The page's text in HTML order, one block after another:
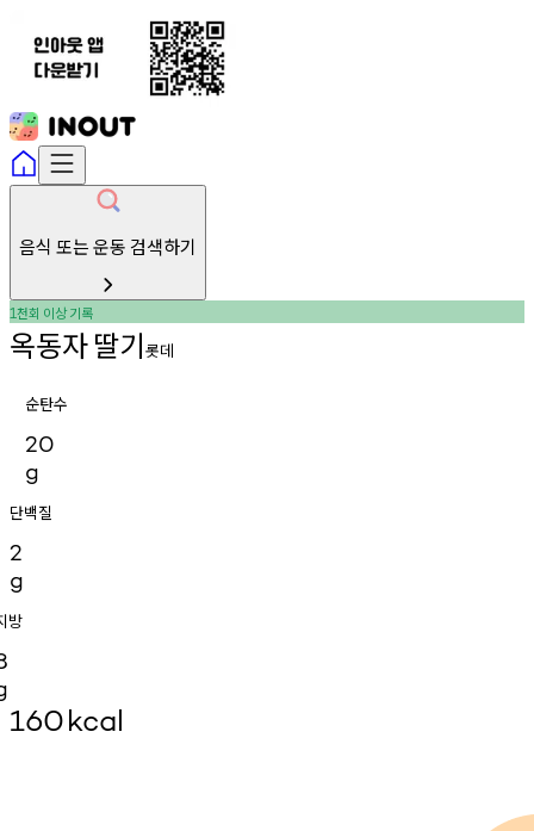
음식 또는 운동 검색하기
1천회 이상기록
옥동자딸기롯데
순탄수
20
g
단백질
2
g
방
160kcal